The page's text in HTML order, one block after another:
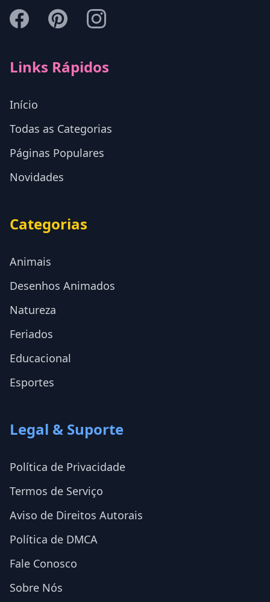
Links Rápidos
Início
Todas as Categorias
Páginas Populares
Novidades
Categorias
Animais
Desenhos Animados
Natureza
Feriados
Educacional
Esportes
Legal & Suporte
Política de Privacidade
Termos de Serviço
Aviso de Direitos Autorais
Política de DMCA
Fale Conosco
Sobre Nós